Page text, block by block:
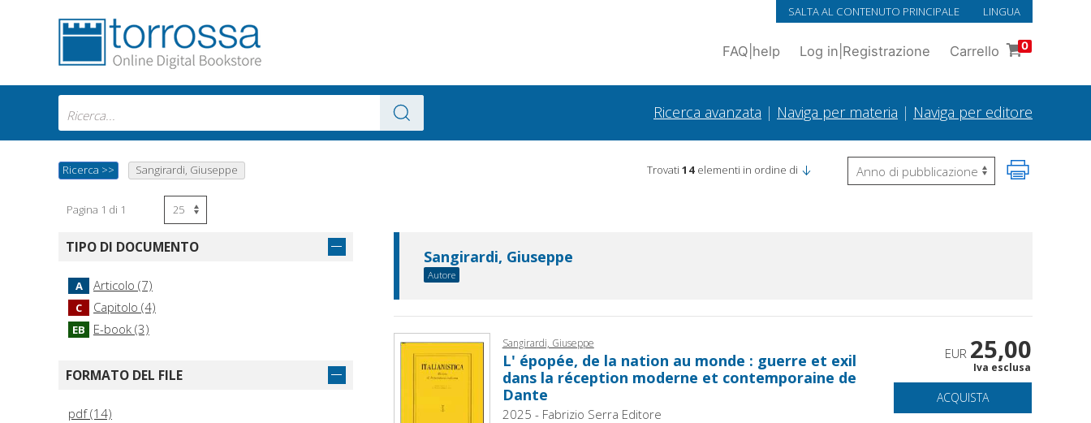
SALTA AL CONTENUTO PRINCIPALE LINGUA
FAQ help Log in Registrazione Carrello 0
Ricerca avanzata | Naviga per materia | Naviga per editore
Ricerca >> Sangirardi, Giuseppe Trovati 14 elementi in ordine di
Pagina 1 di 1
TIPO DI DOCUMENTO
A Articolo (7)
C Capitolo (4)
EB E-book (3)
FORMATO DEL FILE
pdf (14)
Sangirardi, Giuseppe
Autore
Sangirardi, Giuseppe
L' épopée, de la nation au monde : guerre et exil
dans la réception moderne et contemporaine de
Dante
2025 - Fabrizio Serra Editore
EUR 25,00
Iva esclusa
ACQUISTA